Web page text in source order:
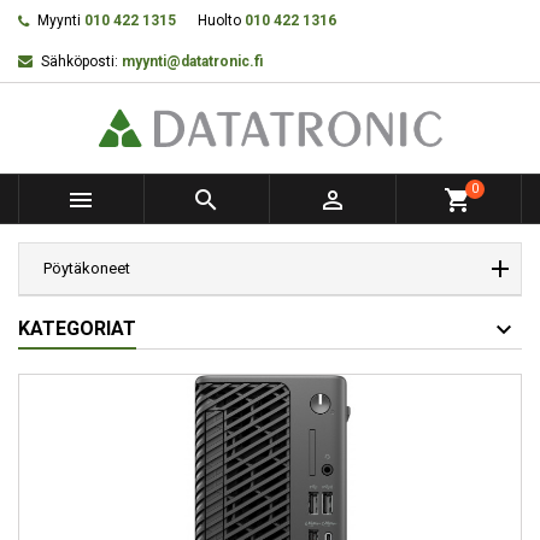
Myynti 010 422 1315 Huolto 010 422 1316
Sähköposti: myynti@datatronic.fi
   shopping_cart0
Pöytäkoneet
KATEGORIAT